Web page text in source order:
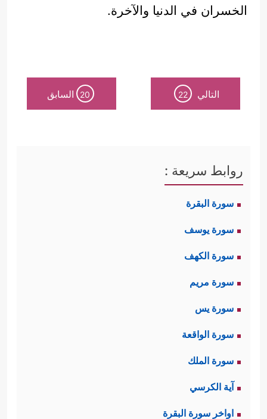
الخسران في الدنيا والآخرة.
التالي 22
20 السابق
روابط سريعة :
سورة البقرة
سورة يوسف
سورة الكهف
سورة مريم
سورة يس
سورة الواقعة
سورة الملك
آية الكرسي
اواخر سورة البقرة